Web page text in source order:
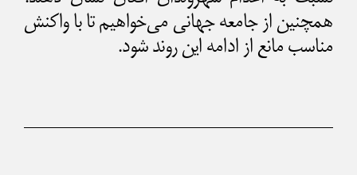
همچنین از جامعه جهانی می‌خواهیم تا با واکنش
مناسب مانع از ادامه این روند شود.